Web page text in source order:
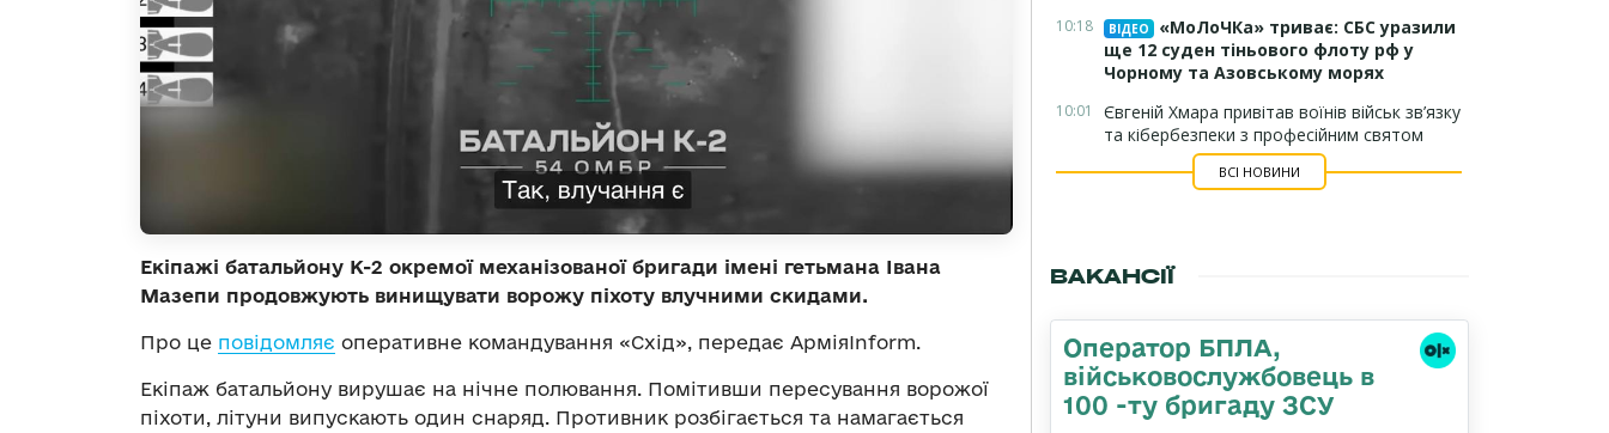
Екіпажі батальйону К-2 окремої механізованої бригади імені гетьмана Івана
Мазепи продовжують винищувати ворожу піхоту влучними скидами.
Про це повідомляє оперативне командування «Схід», передає АрміяInform.
Екіпаж батальйону вирушає на нічне полювання. Помітивши пересування ворожої
піхоти, літуни випускають один снаряд. Противник розбігається та намагається
10:18 ВІДЕО
«МоЛоЧКа» триває: СБС уразили
ще 12 суден тіньового флоту рф у
Чорному та Азовському морях
10:01
Євгеній Хмара привітав воїнів військ зв’язку
та кібербезпеки з професійним святом
ВСІ НОВИНИ
ВАКАНСІЇ
Оператор БПЛА,
військовослужбовець в
100 -ту бригаду ЗСУ